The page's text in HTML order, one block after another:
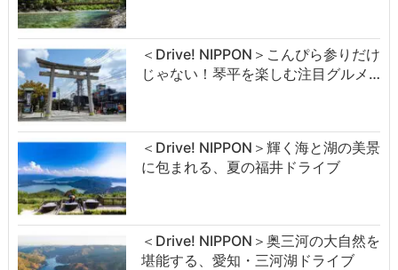
＜Drive! NIPPON＞こんぴら参りだけ
じゃない！琴平を楽しむ注目グルメ…
＜Drive! NIPPON＞輝く海と湖の美景
に包まれる、夏の福井ドライブ
＜Drive! NIPPON＞奥三河の大自然を
堪能する、愛知・三河湖ドライブ